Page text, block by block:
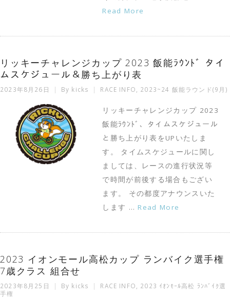
Read More
リッキーチャレンジカップ 2023 飯能ﾗｳﾝﾄﾞ タイ
ムスケジュール＆勝ち上がり表
2023年8月26日 By kicks RACE INFO 2023~24 飯能ラウンド(9月)
リッキーチャレンジカップ 2023
飯能ﾗｳﾝﾄﾞ、タイムスケジュール
と勝ち上がり表をUPいたしま
す。 タイムスケジュールに関し
ましては、レースの進行状況等
で時間が前後する場合もござい
ます。 その都度アナウンスいた
します … Read More
2023 イオンモール高松カップ ランバイク選手権
7歳クラス 組合せ
2023年8月25日 By kicks RACE INFO
2023 ｲｵﾝﾓｰﾙ高松 ﾗﾝﾊﾞｲｸ選
手権